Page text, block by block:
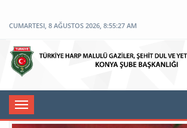
CUMARTESI, 8 AĞUSTOS 2026, 8:55:27 AM
Toggle
navigation